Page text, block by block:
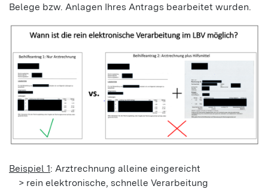
Belege bzw. Anlagen Ihres Antrags bearbeitet wurden.
Beispiel 1: Arztrechnung alleine eingereicht
> rein elektronische, schnelle Verarbeitung